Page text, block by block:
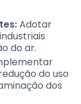
Adotar
do ar.
do uso
dos